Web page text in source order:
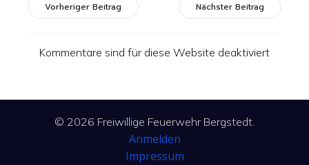
Vorheriger Beitrag Nächster Beitrag
Kommentare sind für diese Website deaktiviert
© 2026 Freiwillige Feuerwehr Bergstedt.
Anmelden
Impressum